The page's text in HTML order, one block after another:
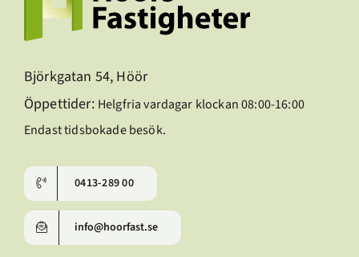
Björkgatan 54, Höör
Öppettider: Helgfria vardagar klockan 08:00-16:00
Endast tidsbokade besök.
0413-289 00
info@hoorfast.se